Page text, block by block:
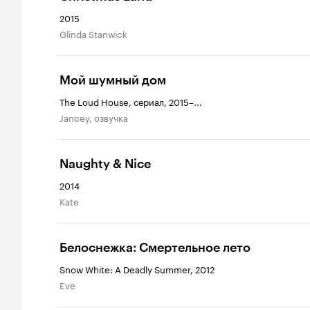
2015
Glinda Stanwick
Мой шумный дом
The Loud House, сериал, 2015–...
Jancey, озвучка
Naughty & Nice
2014
Kate
Белоснежка: Смертельное лето
Snow White: A Deadly Summer, 2012
Eve